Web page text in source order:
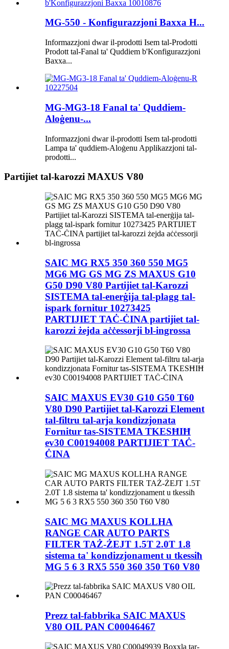
MG-550 - Konfigurazzjoni Baxxa H...
Informazzjoni dwar il-prodotti Isem tal-Prodotti
Prodott tal-Fanal ta' Quddiem b'Konfigurazzjoni
Baxxa...
MG-MG3-18 Fanal ta' Quddiem-
Aloġenu-...
Informazzjoni dwar il-prodotti Isem tal-prodotti
Lampa ta' quddiem-Aloġenu Applikazzjoni tal-
prodotti...
Partijiet tal-karozzi MAXUS V80
SAIC MG RX5 350 360 550 MG5
MG6 MG GS MG ZS MAXUS G10
G50 D90 V80 Partijiet tal-Karozzi
SISTEMA tal-enerġija tal-plagg tal-
ispark fornitur 10273425
PARTIJIET TAĊ-ĊINA partijiet tal-
karozzi żejda aċċessorji bl-ingrossa
SAIC MAXUS EV30 G10 G50 T60
V80 D90 Partijiet tal-Karozzi Element
tal-filtru tal-arja kondizzjonata
Fornitur tas-SISTEMA TKESĦIĦ
ev30 C00194008 PARTIJIET TAĊ-
ĊINA
SAIC MG MAXUS KOLLHA
RANGE CAR AUTO PARTS
FILTER TAŻ-ŻEJT 1.5T 2.0T 1.8
sistema ta' kondizzjonament u tkessiħ
MG 5 6 3 RX5 550 360 350 T60 V80
Prezz tal-fabbrika SAIC MAXUS
V80 OIL PAN C00046467